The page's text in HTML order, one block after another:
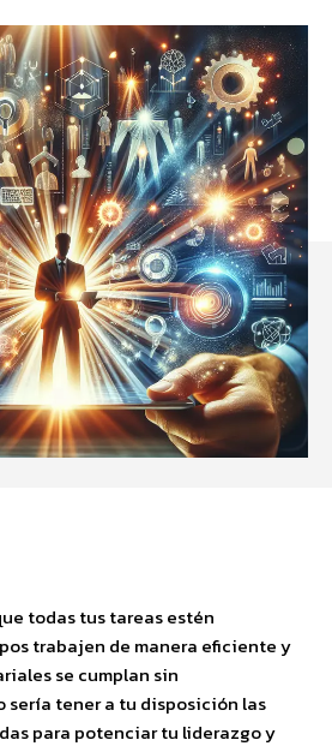
todas tus tareas estén
trabajen de manera eficiente y
se cumplan sin
sería tener a tu disposición las
para potenciar tu liderazgo y